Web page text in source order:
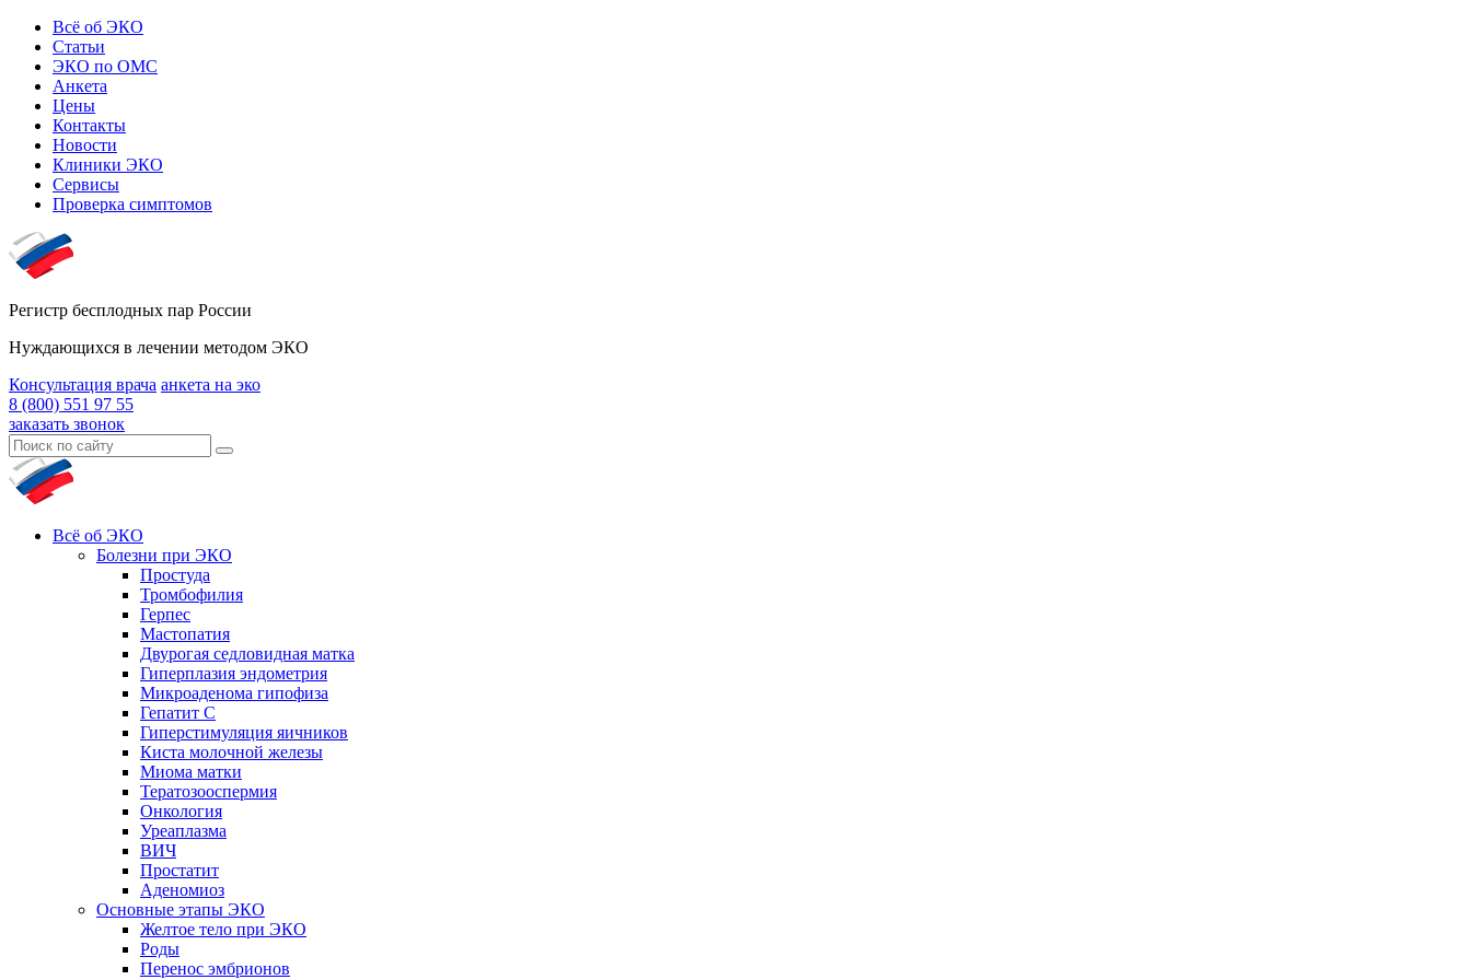
Всё об ЭКО
Статьи
ЭКО по ОМС
Анкета
Цены
Контакты
Новости
Клиники ЭКО
Сервисы
Проверка симптомов
Регистр бесплодных пар России
Нуждающихся в лечении методом ЭКО
Консультация врача анкета на эко
8 (800) 551 97 55
заказать звонок
Всё об ЭКО
Болезни при ЭКО
Простуда
Тромбофилия
Герпес
Мастопатия
Двурогая седловидная матка
Гиперплазия эндометрия
Микроаденома гипофиза
Гепатит С
Гиперстимуляция яичников
Киста молочной железы
Миома матки
Тератозооспермия
Онкология
Уреаплазма
ВИЧ
Простатит
Аденомиоз
Основные этапы ЭКО
Желтое тело при ЭКО
Роды
Перенос эмбрионов